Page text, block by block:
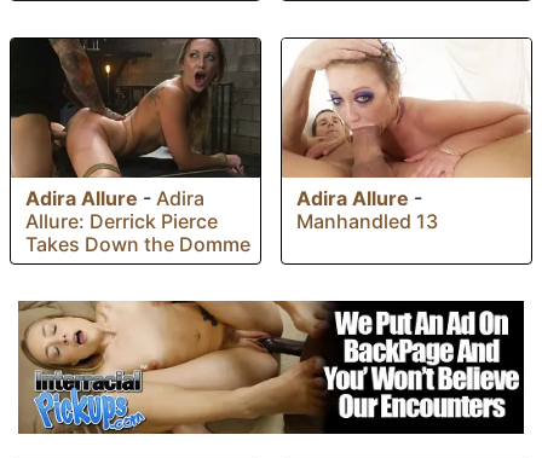
Adira Allure - Adira
Allure: Derrick Pierce
Takes Down the Domme
Adira Allure -
Manhandled 13